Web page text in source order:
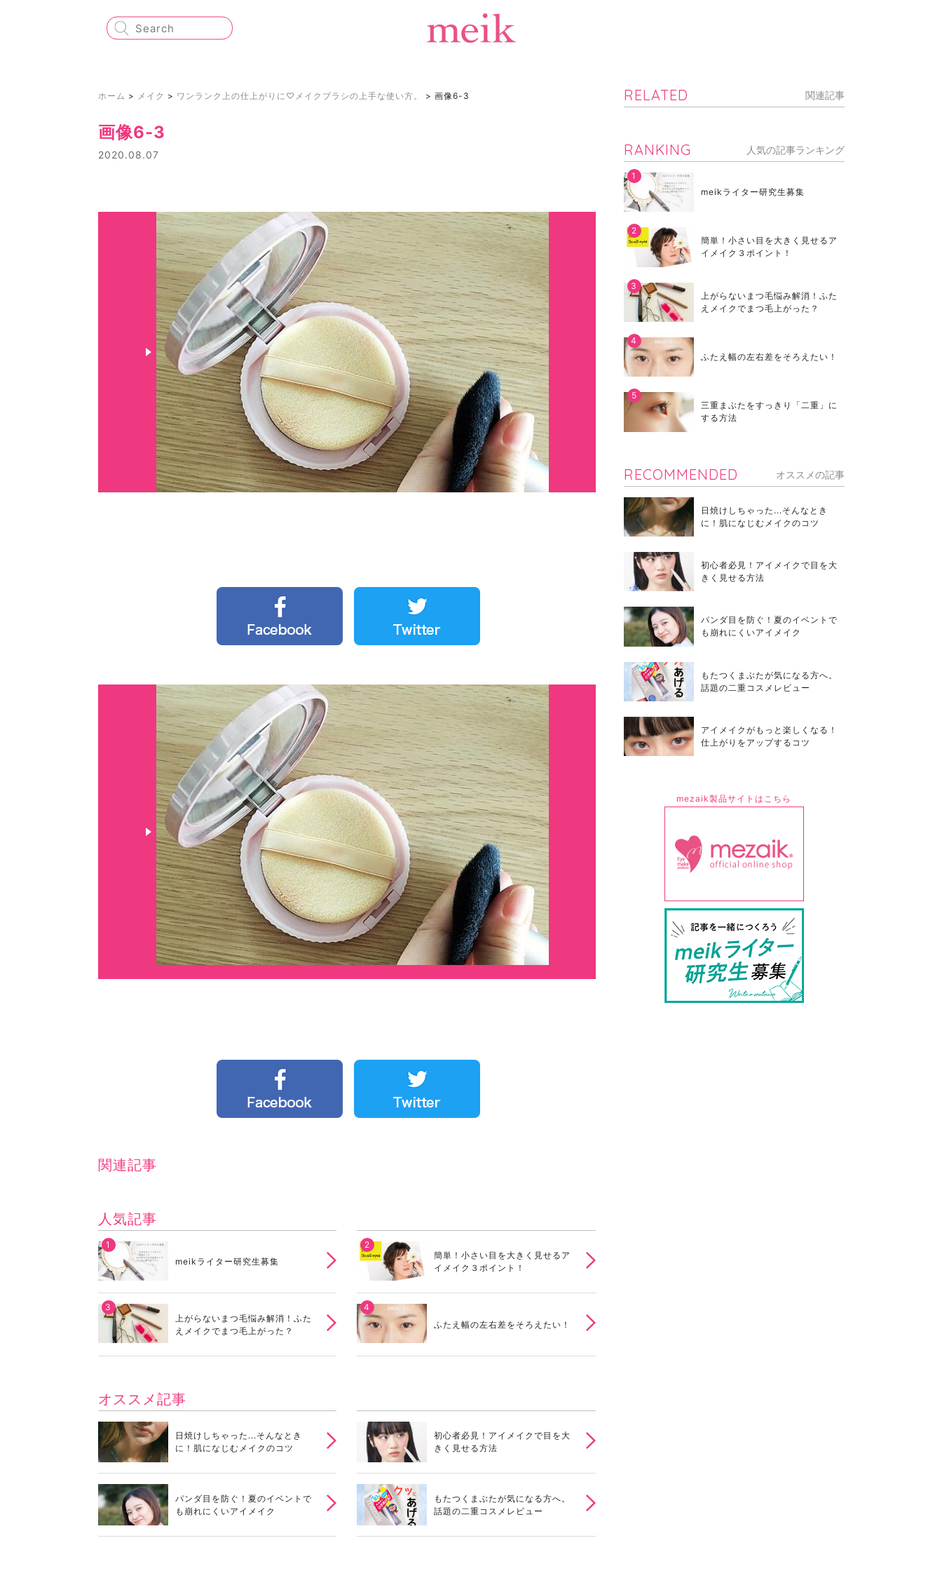
ホーム > メイク > ワンランク上の仕上がりに♡メイクブラシの上手な使い方。 > 画像6-3
画像6-3
2020.08.07
関連記事
人気記事
meikライター研究生募集
簡単！小さい目を大きく見せるア
イメイク３ポイント！
上がらないまつ毛悩み解消！ふた
えメイクでまつ毛上がった？
ふたえ幅の左右差をそろえたい！
オススメ記事
日焼けしちゃった...そんなとき
に！肌になじむメイクのコツ
初心者必見！アイメイクで目を大
きく見せる方法
パンダ目を防ぐ！夏のイベントで
も崩れにくいアイメイク
もたつくまぶたが気になる方へ。
話題の二重コスメレビュー
RELATED 関連記事
RANKING 人気の記事ランキング
meikライター研究生募集
簡単！小さい目を大きく見せるア
イメイク３ポイント！
上がらないまつ毛悩み解消！ふた
えメイクでまつ毛上がった？
ふたえ幅の左右差をそろえたい！
三重まぶたをすっきり「二重」に
する方法
RECOMMENDED オススメの記事
日焼けしちゃった...そんなとき
に！肌になじむメイクのコツ
初心者必見！アイメイクで目を大
きく見せる方法
パンダ目を防ぐ！夏のイベントで
も崩れにくいアイメイク
もたつくまぶたが気になる方へ。
話題の二重コスメレビュー
アイメイクがもっと楽しくなる！
仕上がりをアップするコツ
mezaik製品サイトはこちら